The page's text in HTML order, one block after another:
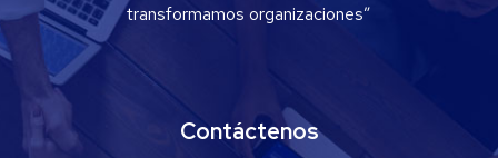
transformamos organizaciones”
Contáctenos